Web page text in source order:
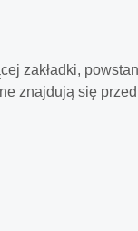
zakładki,
znajdują się